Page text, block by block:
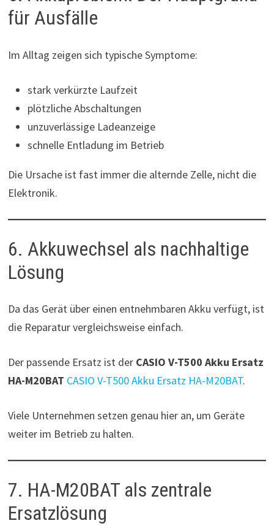
für Ausfälle
Im Alltag zeigen sich typische Symptome:
stark verkürzte Laufzeit
plötzliche Abschaltungen
unzuverlässige Ladeanzeige
schnelle Entladung im Betrieb
Die Ursache ist fast immer die alternde Zelle, nicht die
Elektronik.
6. Akkuwechsel als nachhaltige
Lösung
Da das Gerät über einen entnehmbaren Akku verfügt, ist
die Reparatur vergleichsweise einfach.
Der passende Ersatz ist der CASIO V-T500 Akku Ersatz
HA-M20BAT CASIO V-T500 Akku Ersatz HA-M20BAT.
Viele Unternehmen setzen genau hier an, um Geräte
weiter im Betrieb zu halten.
7. HA-M20BAT als zentrale
Ersatzlösung